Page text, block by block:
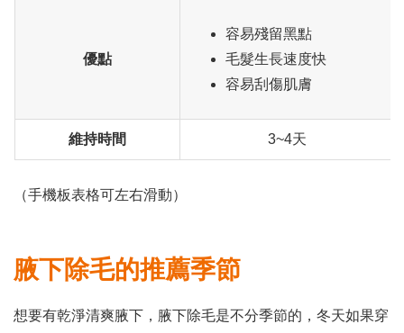
優點
容易殘留黑點
毛髮生長速度快
容易刮傷肌膚
維持時間 3~4天
（手機板表格可左右滑動）
腋下除毛的推薦季節
想要有乾淨清爽腋下，腋下除毛是不分季節的，冬天如果穿